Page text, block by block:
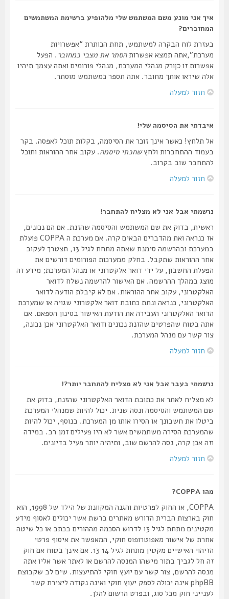
איך אני מונע משם המשתמש שלי מלהופיע ברשימת המשתמשים
המחוברים?
בעזרת לוח הבקרה למשתמש, תחת הכותרת “אפשרויות
מערכת”,אתה תמצא אפשרותהסתר את מצבי כמחובר. הפעל
אפשרות זוכןורק מנהלי המערכת, מנהלי פורומים ואתה עצמך תיהיו
אלה שיראו אותך מחובר. אתה תספר כמשתמש מוסתר.
חזור למעלה
איבדתי את הסיסמה שלי!
אל תלחץ! כאשר אינך זוכר את הסיסמה, בקלות תוכל לאפסה. בקר
בעמוד ההתחברות ולחץשחכתי סיסמה. עקוב אחר ההוראות ותוכל
להתחבר שוב בקרוב.
חזור למעלה
נרשמתי אבל אני לא מצליח להתחבר!
ראשית, בדוק את שם המשתמש והסיסמה שהזנת. אם הם נכונים,
אז כנראה ואת מהדברים הבאים קרה. אם מערכת ה COPPA פועלת
במערכת ובהרשמה סימנת שאתה מתחת לגיל 13, תצטרך לעקוב
אחר ההוראות שתקבל. בחלק ממערכות הפורומים דורשים את
הפעלת החשבון, על ידי דואר אלקטרוני או מנהל המערכת; מידע זה
מוצג במהלך ההרשמה. אם האישור להרשמה נשלח לדואר
האלקטרוני, עקוב אחר ההוראות. אם לא קיבלת הודעה לדואר
האלקטרוני, כנראה ונתת כתובת דואר אלקטרוני שגויה או שמערכת
הדואר האלקטרוני העבירה את הודעת האישור בסינון הספאם. אם
אתה בטוח שהפרטים שהזנת נכונים ודואר האלקטרוני אכן נכונה,
צור קשר עם מנהל המערכת.
חזור למעלה
נרשמתי בעבר אבל אני לא מצליח להתחבר יותר?!
לא מצליח לאתר את כתובת הדואר האלקטרוני שהזנת, בדוק את
שם המשתמש והסיסמה ונסה שנית. יכול להיות שמנהלי המערכת
ביטלו את חשבונך או הסירו אותו מן המערכת. בנוסף, יכול להיות
שהמערכת הסירה משתמשים אשר לא היו פעילים זמן רב. במידה
וזה אכן קרה, נסה להרשם שוב, ותיהיה יותר פעיל בדיונים.
חזור למעלה
COPPA, או החוק לפרטיות והגנה המקוונת של הילד של 1998, הוא
חוק בארצות הברית הדורש מאתרים ברשת אשר יכולים לאסוף מידע
מקטינים מתחת לגיל 13 לדרוש הסכמה מההורים בכתב או כל שיטה
אחרת של אישור מאפוטרופוס חוקי, המאפשר את איסוף פרטי
הזיהוי האישיים מקטין מתחת לגיל 14 13. אם אינך בטוח אם חוק
זה חל לגביך בתור מישהו המנסה להרשם או לאתר אשר אליו אתה
מנסה להרשם, צור קשר עם יועץ חוקי להתיעצות. שים לב שקבוצת
phpBB אינה יכולה לספק יעוץ חוקי ואינה נקודה ליצירת קשר
לענייני חוק מכל סוג, ובפרט הרשום להלן.